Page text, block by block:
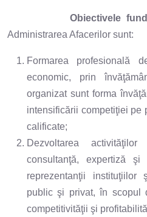
Obiectivele
Administrarea Afacerilor sunt:
Formarea profesională
economic, prin
organizat sunt forma
intensificării competiţiei pe
calificate;
Dezvoltarea
consultanţă, expertiză
reprezentanţii instituţiilor
public şi privat, în scopul
competitivităţii şi